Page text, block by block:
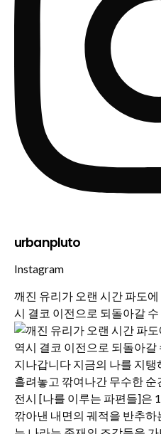
urbanpluto
Instagram
깨진 유리가 오랜 시간 파도
시 결코 이전으로 되돌아갈 수